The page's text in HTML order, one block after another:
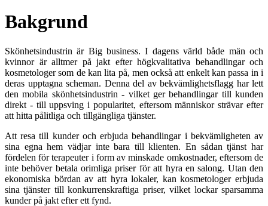
Bakgrund
Skönhetsindustrin är Big business. I dagens värld både män och
kvinnor är alltmer på jakt efter högkvalitativa behandlingar och
kosmetologer som de kan lita på, men också att enkelt kan passa in i
deras upptagna scheman. Denna del av bekvämlighetsflagg har lett
den mobila skönhetsindustrin - vilket ger behandlingar till kunden
direkt - till uppsving i popularitet, eftersom människor strävar efter
att hitta pålitliga och tillgängliga tjänster.
Att resa till kunder och erbjuda behandlingar i bekvämligheten av
sina egna hem vädjar inte bara till klienten. En sådan tjänst har
fördelen för terapeuter i form av minskade omkostnader, eftersom de
inte behöver betala orimliga priser för att hyra en salong. Utan den
ekonomiska bördan av att hyra lokaler, kan kosmetologer erbjuda
sina tjänster till konkurrenskraftiga priser, vilket lockar sparsamma
kunder på jakt efter ett fynd.